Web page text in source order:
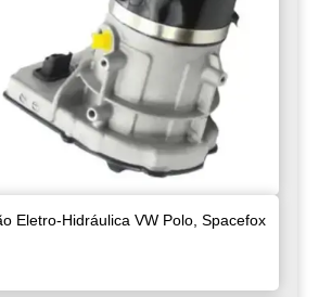
Eletro-Hidráulica VW Polo, Spacefox